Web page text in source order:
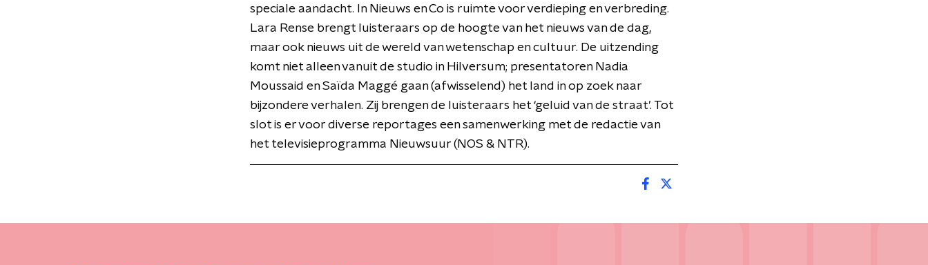
speciale aandacht. In Nieuws en Co is ruimte voor verdieping en verbreding.
Lara Rense brengt luisteraars op de hoogte van het nieuws van de dag,
maar ook nieuws uit de wereld van wetenschap en cultuur. De uitzending
komt niet alleen vanuit de studio in Hilversum; presentatoren Nadia
Moussaid en Saïda Maggé gaan (afwisselend) het land in op zoek naar
bijzondere verhalen. Zij brengen de luisteraars het ‘geluid van de straat’. Tot
slot is er voor diverse reportages een samenwerking met de redactie van
het televisieprogramma Nieuwsuur (NOS & NTR).